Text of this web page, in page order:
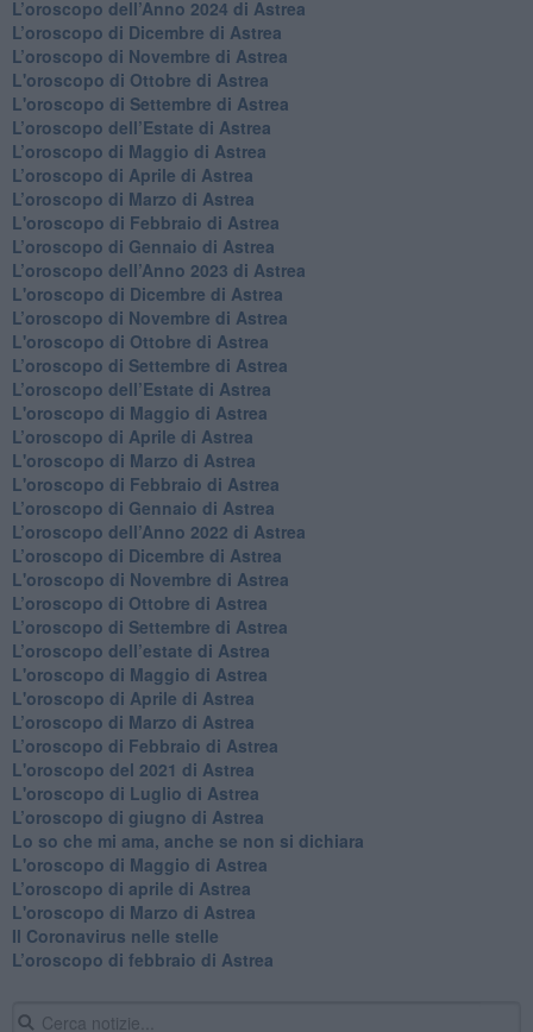
​L’oroscopo dell’Anno 2024 di Astrea
​L’oroscopo di Dicembre di Astrea
​L’oroscopo di Novembre di Astrea
L'oroscopo di Ottobre di Astrea
L'oroscopo di Settembre di Astrea
L’oroscopo dell’Estate di Astrea
​L’oroscopo di Maggio di Astrea
​L’oroscopo di Aprile di Astrea
L’oroscopo di Marzo di Astrea
L'oroscopo di Febbraio di Astrea
​L’oroscopo di Gennaio di Astrea
​L’oroscopo dell’Anno 2023 di Astrea
L'oroscopo di Dicembre di Astrea
L’oroscopo di Novembre di Astrea
L'oroscopo di Ottobre di Astrea
​L’oroscopo di Settembre di Astrea
​L’oroscopo dell’Estate di Astrea
L'oroscopo di Maggio di Astrea
​L’oroscopo di Aprile di Astrea
L'oroscopo di Marzo di Astrea
L'oroscopo di Febbraio di Astrea
​L’oroscopo di Gennaio di Astrea
​L’oroscopo dell’Anno 2022 di Astrea
​L’oroscopo di Dicembre di Astrea
L'oroscopo di Novembre di Astrea
​L’oroscopo di Ottobre di Astrea
​L’oroscopo di Settembre di Astrea
L’oroscopo dell’estate di Astrea
L'oroscopo di Maggio di Astrea
L'oroscopo di Aprile di Astrea
​L’oroscopo di Marzo di Astrea
​L’oroscopo di Febbraio di Astrea
L'oroscopo del 2021 di Astrea
L'oroscopo di Luglio di Astrea
​L’oroscopo di giugno di Astrea
​Lo so che mi ama, anche se non si dichiara
L'oroscopo di Maggio di Astrea
​L’oroscopo di aprile di Astrea
L'oroscopo di Marzo di Astrea
Il Coronavirus nelle stelle
​L’oroscopo di febbraio di Astrea